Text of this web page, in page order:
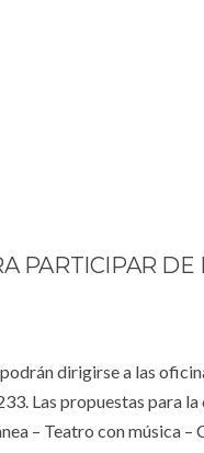
PARTICIPAR DE
dirigirse a las
Las propuestas para
– Teatro con música